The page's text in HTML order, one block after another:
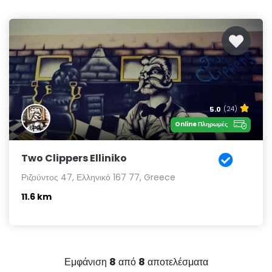
5.0 (24)
Online Πληρωμές
Two Clippers Elliniko
Ριζούντος 47, Ελληνικό 167 77, Greece
11.6 km
Εμφάνιση 8 από 8 αποτελέσματα